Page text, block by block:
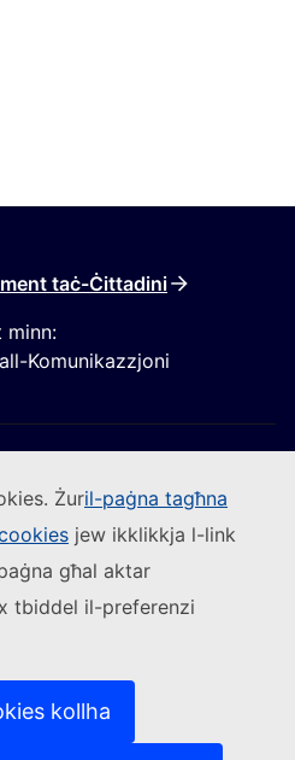
Żuril-paġna tagħna
jew ikklikkja l-link
għal aktar
tbiddel il-preferenzi
kollha
taċ-Ċittadini
minn:
Komunikazzjoni
IT
(Link esterna)